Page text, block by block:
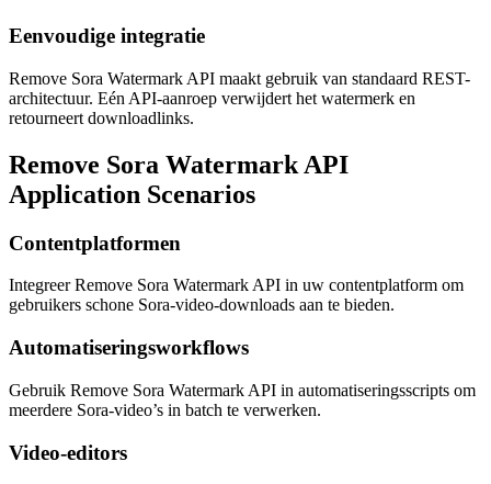
Eenvoudige integratie
Remove Sora Watermark API maakt gebruik van standaard REST-
architectuur. Eén API-aanroep verwijdert het watermerk en
retourneert downloadlinks.
Remove Sora Watermark API
Application Scenarios
Contentplatformen
Integreer Remove Sora Watermark API in uw contentplatform om
gebruikers schone Sora-video-downloads aan te bieden.
Automatiseringsworkflows
Gebruik Remove Sora Watermark API in automatiseringsscripts om
meerdere Sora-video’s in batch te verwerken.
Video-editors